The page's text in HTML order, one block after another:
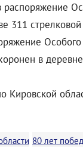
311
в
Кировской
80 лет